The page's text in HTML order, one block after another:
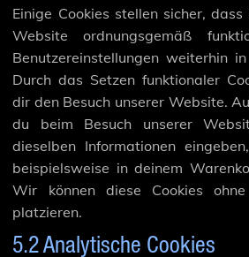
Einige Cookies stellen sicher,
Website ordnungsgemäß
Benutzereinstellungen weiterhin
Durch das Setzen funktionaler
dir den Besuch unserer Website.
du beim Besuch unserer
dieselben Informationen
beispielsweise in deinem
Wir können diese Cookies
platzieren.
5.2 Analytische Cookies